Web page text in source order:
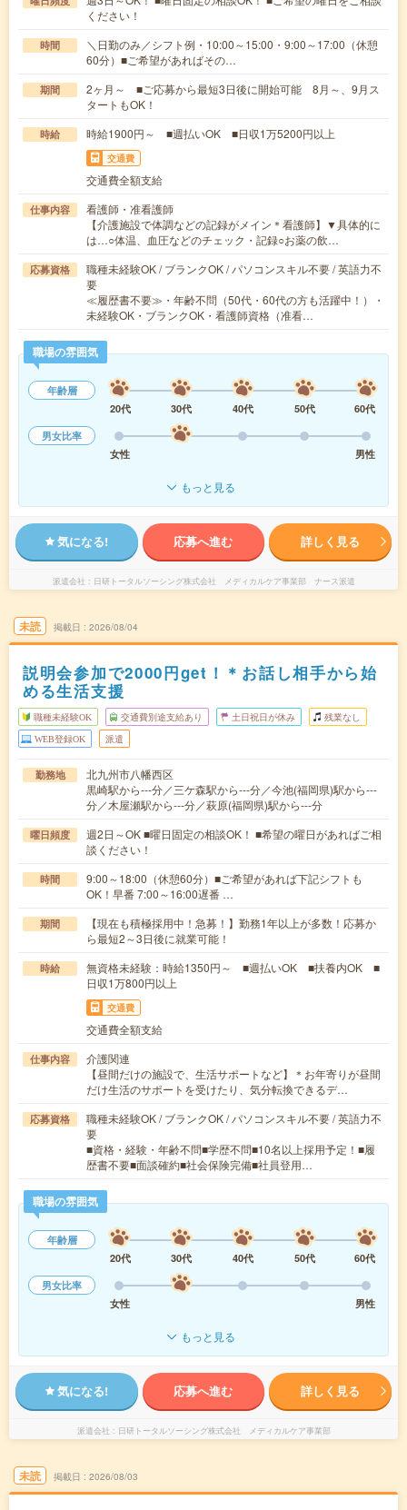
ください！
時間
＼日勤のみ／シフト例・10:00～15:00・9:00～17:00（休憩
60分）■ご希望があればその…
期間
2ヶ月～ ■ご応募から最短3日後に開始可能 8月～、9月ス
タートもOK！
時給 時給1900円～ ■週払いOK ■日収1万5200円以上
交通費
交通費全額支給
仕事内容
看護師・准看護師
【介護施設で体調などの記録がメイン＊看護師】▼具体的に
は…○体温、血圧などのチェック・記録○お薬の飲…
応募資格
職種未経験OK / ブランクOK / パソコンスキル不要 / 英語力不
要
≪履歴書不要≫・年齢不問（50代・60代の方も活躍中！）・
未経験OK・ブランクOK・看護師資格（准看…
職場の雰囲気
年齢層
20代
30代 40代 50代
60代
男女比率
女性
男性
もっと見る
気になる! 応募へ進む 詳しく見る
派遣会社 日研トータルソーシング株式会社 メディカルケア事業部 ナース派遣
未読 掲載日 2026/08/04
説明会参加で2000円get！＊お話し相手から始
める生活支援
職種未経験OK 交通費別途支給あり 土日祝日が休み 残業なし
WEB登録OK 派遣
勤務地
北九州市八幡西区
黒崎駅から---分／三ケ森駅から---分／今池(福岡県)駅から---
分／木屋瀬駅から---分／萩原(福岡県)駅から---分
曜日頻度
週2日～OK ■曜日固定の相談OK！ ■希望の曜日があればご相
談ください！
時間
9:00～18:00（休憩60分）■ご希望があれば下記シフトも
OK！早番 7:00～16:00遅番 …
期間
【現在も積極採用中！急募！】勤務1年以上が多数！応募か
ら最短2～3日後に就業可能！
時給
無資格未経験：時給1350円～ ■週払いOK ■扶養内OK ■
日収1万800円以上
交通費
交通費全額支給
仕事内容
介護関連
【昼間だけの施設で、生活サポートなど】＊お年寄りが昼間
だけ生活のサポートを受けたり、気分転換できるデ…
応募資格
職種未経験OK / ブランクOK / パソコンスキル不要 / 英語力不
要
■資格・経験・年齢不問■学歴不問■10名以上採用予定！■履
歴書不要■面談確約■社会保険完備■社員登用…
職場の雰囲気
年齢層
20代
30代 40代 50代
60代
男女比率
女性
男性
もっと見る
気になる! 応募へ進む 詳しく見る
派遣会社 日研トータルソーシング株式会社 メディカルケア事業部
未読 掲載日 2026/08/03